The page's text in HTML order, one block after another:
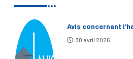
Avis concernant
30 avril 2026